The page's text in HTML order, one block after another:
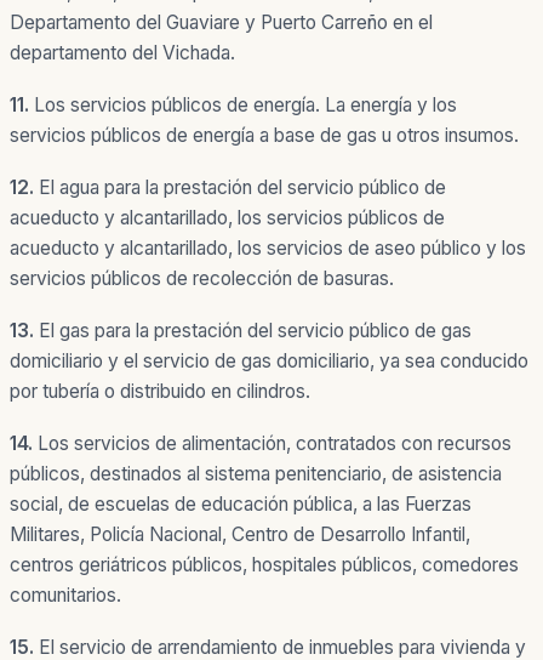
Departamento del Guaviare y Puerto Carreño en el
departamento del Vichada.
11. Los servicios públicos de energía. La energía y los
servicios públicos de energía a base de gas u otros insumos.
12. El agua para la prestación del servicio público de
acueducto y alcantarillado, los servicios públicos de
acueducto y alcantarillado, los servicios de aseo público y los
servicios públicos de recolección de basuras.
13. El gas para la prestación del servicio público de gas
domiciliario y el servicio de gas domiciliario, ya sea conducido
por tubería o distribuido en cilindros.
14. Los servicios de alimentación, contratados con recursos
públicos, destinados al sistema penitenciario, de asistencia
social, de escuelas de educación pública, a las Fuerzas
Militares, Policía Nacional, Centro de Desarrollo Infantil,
centros geriátricos públicos, hospitales públicos, comedores
comunitarios.
15. El servicio de arrendamiento de inmuebles para vivienda y